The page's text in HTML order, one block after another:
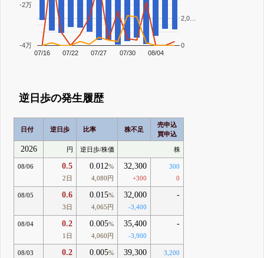
07/16 07/22 07/27 07/30 08/04
-4万
-2万
0
2,0…
逆日歩の発生履歴
日付 逆日歩 比率 株不足
売申込
買申込
2026 円 逆日歩/株価 株
08/06 0.5
2日
0.012%
4,080円
32,300
+300
300
0
08/05 0.6
3日
0.015%
4,065円
32,000
-3,400
-
08/04 0.2
1日
0.005%
4,060円
35,400
-3,900
-
08/03 0.2 0.005%
39,300
3,200